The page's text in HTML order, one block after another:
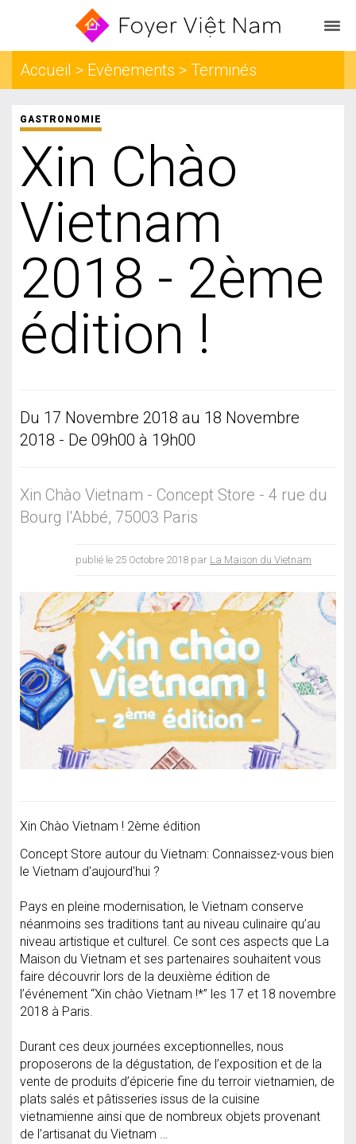
Accueil > Evènements > Terminés
GASTRONOMIE
Xin Chào
Vietnam
2018 - 2ème
édition !
Du 17 Novembre 2018 au 18 Novembre
2018 - De 09h00 à 19h00
Xin Chào Vietnam - Concept Store - 4 rue du
Bourg l'Abbé, 75003 Paris
publié le 25 Octobre 2018 par La Maison du Vietnam
Xin Chào Vietnam ! 2ème édition
Concept Store autour du Vietnam: Connaissez-vous bien
le Vietnam d'aujourd'hui ?
Pays en pleine modernisation, le Vietnam conserve
néanmoins ses traditions tant au niveau culinaire qu’au
niveau artistique et culturel. Ce sont ces aspects que La
Maison du Vietnam et ses partenaires souhaitent vous
faire découvrir lors de la deuxième édition de
l’événement “Xin chào Vietnam !*” les 17 et 18 novembre
2018 à Paris.
Durant ces deux journées exceptionnelles, nous
proposerons de la dégustation, de l’exposition et de la
vente de produits d’épicerie fine du terroir vietnamien, de
plats salés et pâtisseries issus de la cuisine
vietnamienne ainsi que de nombreux objets provenant
de l’artisanat du Vietnam …